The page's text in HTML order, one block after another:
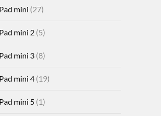
mini (27)
mini 2(5)
mini 3(8)
mini 4(19)
mini 5(1)